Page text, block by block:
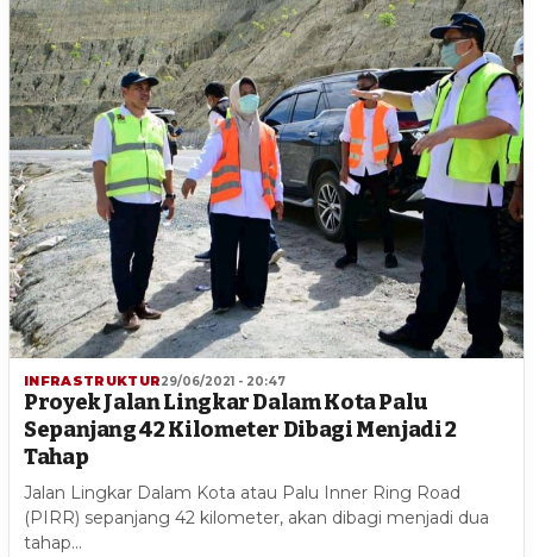
INFRASTRUKTUR29/06/2021 - 20:47
Proyek Jalan Lingkar Dalam Kota Palu
Sepanjang 42 Kilometer Dibagi Menjadi 2
Tahap
Jalan Lingkar Dalam Kota atau Palu Inner Ring Road
(PIRR) sepanjang 42 kilometer, akan dibagi menjadi dua
tahap…